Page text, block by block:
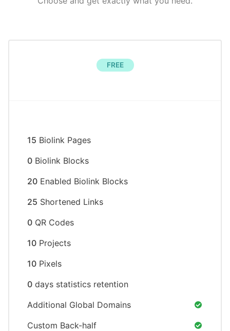
FREE
15 Biolink Pages
0 Biolink Blocks
20 Enabled Biolink Blocks
25 Shortened Links
0 QR Codes
10 Projects
10 Pixels
0 days statistics retention
Additional Global Domains
Custom Back-half